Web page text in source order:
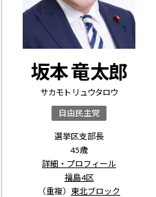
坂本 竜太郎
サカモト リュウタロウ
自由民主党
選挙区支部長
45歳
詳細・プロフィール
福島4区
（重複） 東北ブロック